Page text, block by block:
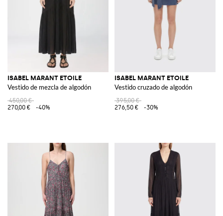
ISABEL MARANT ETOILE
Vestido de mezcla de algodón
450,00 €
270,00 €
-40%
ISABEL MARANT ETOILE
Vestido cruzado de algodón
395,00 €
276,50 €
-30%